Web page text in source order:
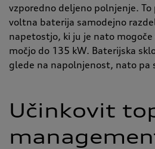
vzporedno deljeno polnjenje.
voltna baterija samodejno
napetostjo, ki ju je nato
močjo do 135 kW. Baterijska
glede na napolnjenost, nato pa
Učinkovit